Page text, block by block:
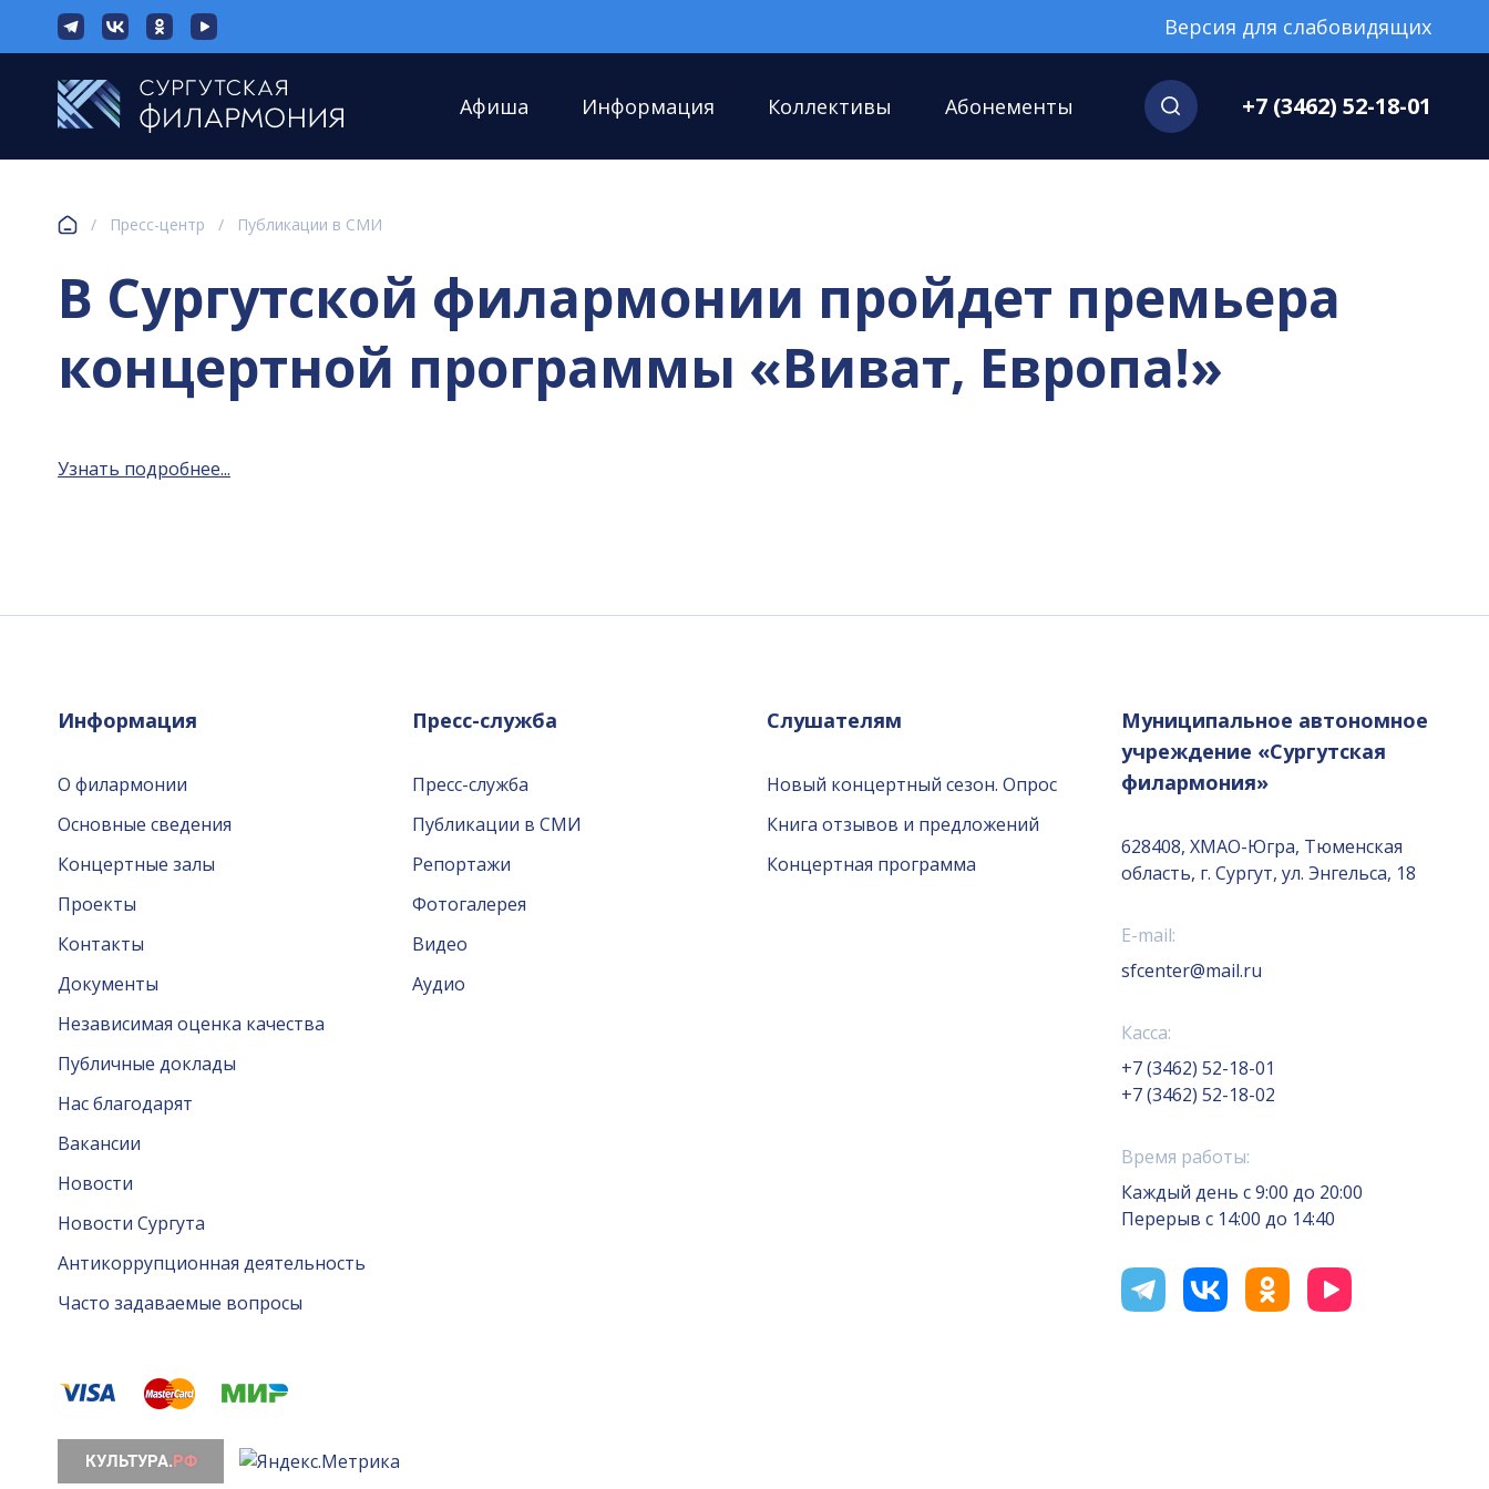
Версия для слабовидящих
Афиша Информация Коллективы Абонементы +7 (3462) 52-18-01
/ Пресс-центр / Публикации в СМИ
В Сургутской филармонии пройдет премьера
концертной программы «Виват, Европа!»
Узнать подробнее...
Информация
О филармонии
Основные сведения
Концертные залы
Проекты
Контакты
Документы
Независимая оценка качества
Публичные доклады
Нас благодарят
Вакансии
Новости
Новости Сургута
Антикоррупционная деятельность
Часто задаваемые вопросы
Пресс-служба
Пресс-служба
Публикации в СМИ
Репортажи
Фотогалерея
Видео
Аудио
Слушателям
Новый концертный сезон. Опрос
Книга отзывов и предложений
Концертная программа
Муниципальное автономное
учреждение «Сургутская
филармония»
628408, ХМАО-Югра, Тюменская
область, г. Сургут, ул. Энгельса, 18
E-mail:
sfcenter@mail.ru
Касса:
+7 (3462) 52-18-01
+7 (3462) 52-18-02
Время работы:
Каждый день с 9:00 до 20:00
Перерыв с 14:00 до 14:40